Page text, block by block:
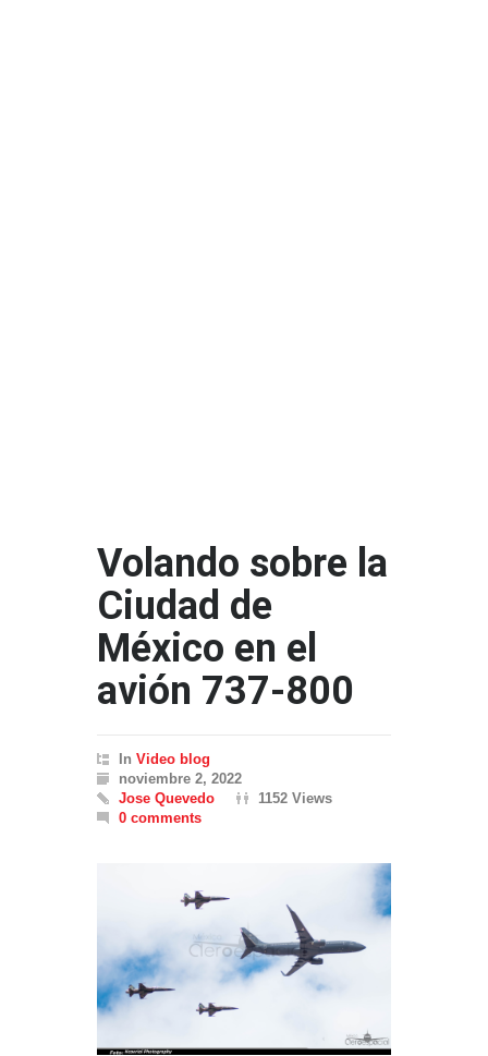
Volando sobre la
Ciudad de
México en el
avión 737-800
In Video blog
noviembre 2, 2022
Jose Quevedo
1152 Views
0 comments